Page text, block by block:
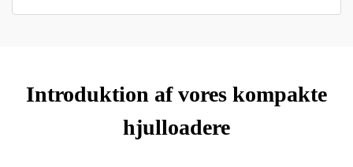
Introduktion af vores kompakte
hjulloadere